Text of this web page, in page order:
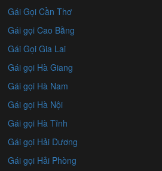
Gái Gọi Cần Thơ
Gái gọi Cao Bằng
Gái Gọi Gia Lai
Gái gọi Hà Giang
Gái gọi Hà Nam
Gái gọi Hà Nội
Gái gọi Hà Tĩnh
Gái gọi Hải Dương
Gái gọi Hải Phòng